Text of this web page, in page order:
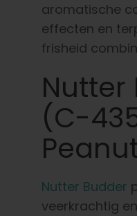
aromatische
effecten en
frisheid
Nutter
(C-
Nutter Budder
veerkrachtig